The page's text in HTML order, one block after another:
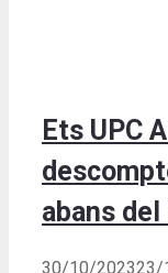
Ets UPC
abans
30/10/202323/